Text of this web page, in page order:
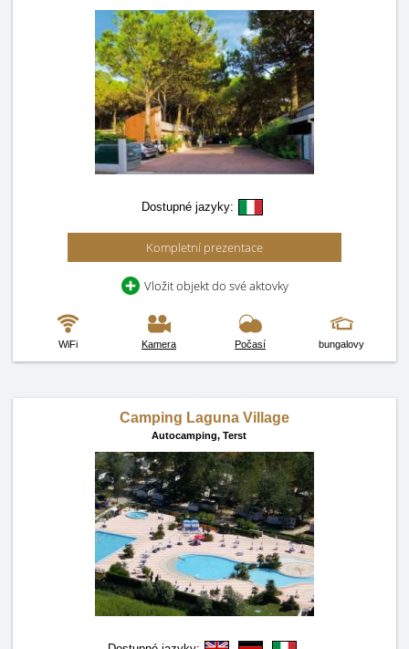
Dostupné jazyky:
Kompletní prezentace
Vložit objekt do své aktovky
WiFi Kamera Počasí bungalovy
Camping Laguna Village
Autocamping, Terst